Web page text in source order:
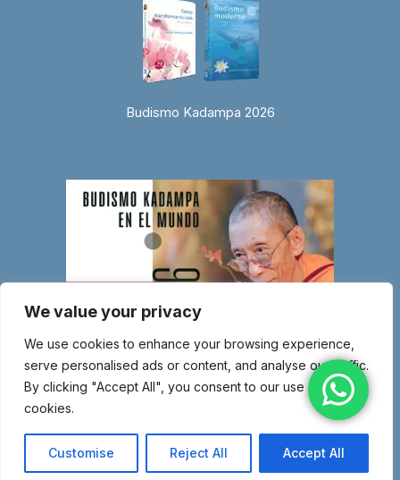
We value your privacy
We use cookies to enhance your browsing experience,
serve personalised ads or content, and analyse our traffic.
By clicking "Accept All", you consent to our use of
cookies.
Customise Reject All Accept All
Budismo Kadampa 2026
© Copyright 2026 Entidad religiosa inscrita en el Ministerio de Justicia
con el número 1.044-SG – Miembro de la Nueva Tradición Kadampa –
Unión Internacional de Budismo Kadampa –